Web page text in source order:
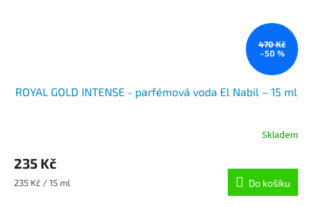
470 Kč
–50 %
ROYAL GOLD INTENSE - parfémová voda El Nabil – 15 ml
Skladem
235 Kč
Měrná
235 Kč / 15 ml Do košíku